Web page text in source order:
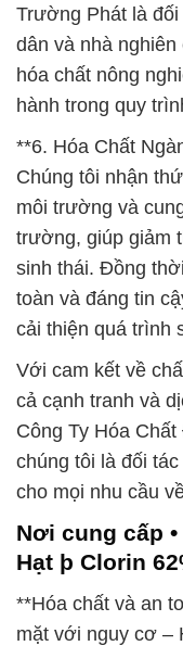
Trường Phát là
dân và nhà
hóa chất nông
hành trong quy
**6. Hóa Chất
Chúng tôi nhận
môi trường và
trường, giúp giảm
sinh thái. Đồng
toàn và đáng tin
cải thiện quá trình
Với cam kết về
cả cạnh tranh và
Công Ty Hóa
chúng tôi là đối
cho mọi nhu cầu
Nơi cung cấp
Hạt þ Clorin
**Hóa chất và an
mặt với nguy cơ –